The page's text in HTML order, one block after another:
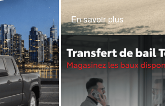
En savoir plus